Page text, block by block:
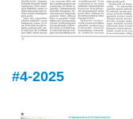
#4-2025